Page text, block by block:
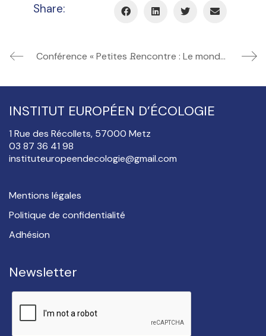
Share:
Conférence « Petites histoires naturelles. Renouer notre lien à la nature » Rencontre : Le monde s’effondre mais nous restons humains
INSTITUT EUROPÉEN D’ÉCOLOGIE
1 Rue des Récollets, 57000 Metz
03 87 36 41 98
instituteuropeendecologie@gmail.com
Mentions légales
Politique de confidentialité
Adhésion
Newsletter